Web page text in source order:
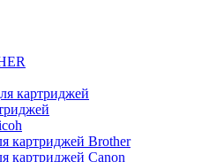
картриджей
картриджей Brother
картриджей Canon